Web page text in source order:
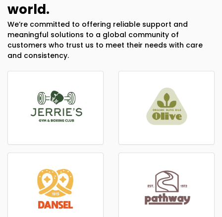
world.
We’re committed to offering reliable support and
meaningful solutions to a global community of
customers who trust us to meet their needs with care
and consistency.